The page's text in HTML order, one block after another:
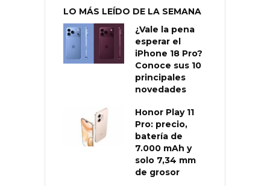
LO MÁS LEÍDO DE LA SEMANA
¿Vale la pena
esperar el
iPhone 18 Pro?
Conoce sus 10
principales
novedades
Honor Play 11
Pro: precio,
batería de
7.000 mAh y
solo 7,34 mm
de grosor